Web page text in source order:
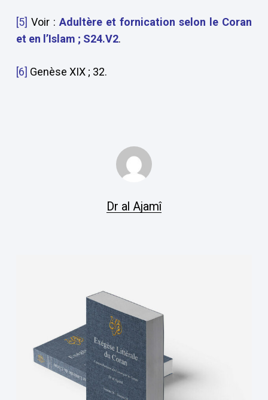
[5] Voir : Adultère et fornication selon le Coran
et en l’Islam ; S24.V2.
[6] Genèse XIX ; 32.
Dr al Ajamî